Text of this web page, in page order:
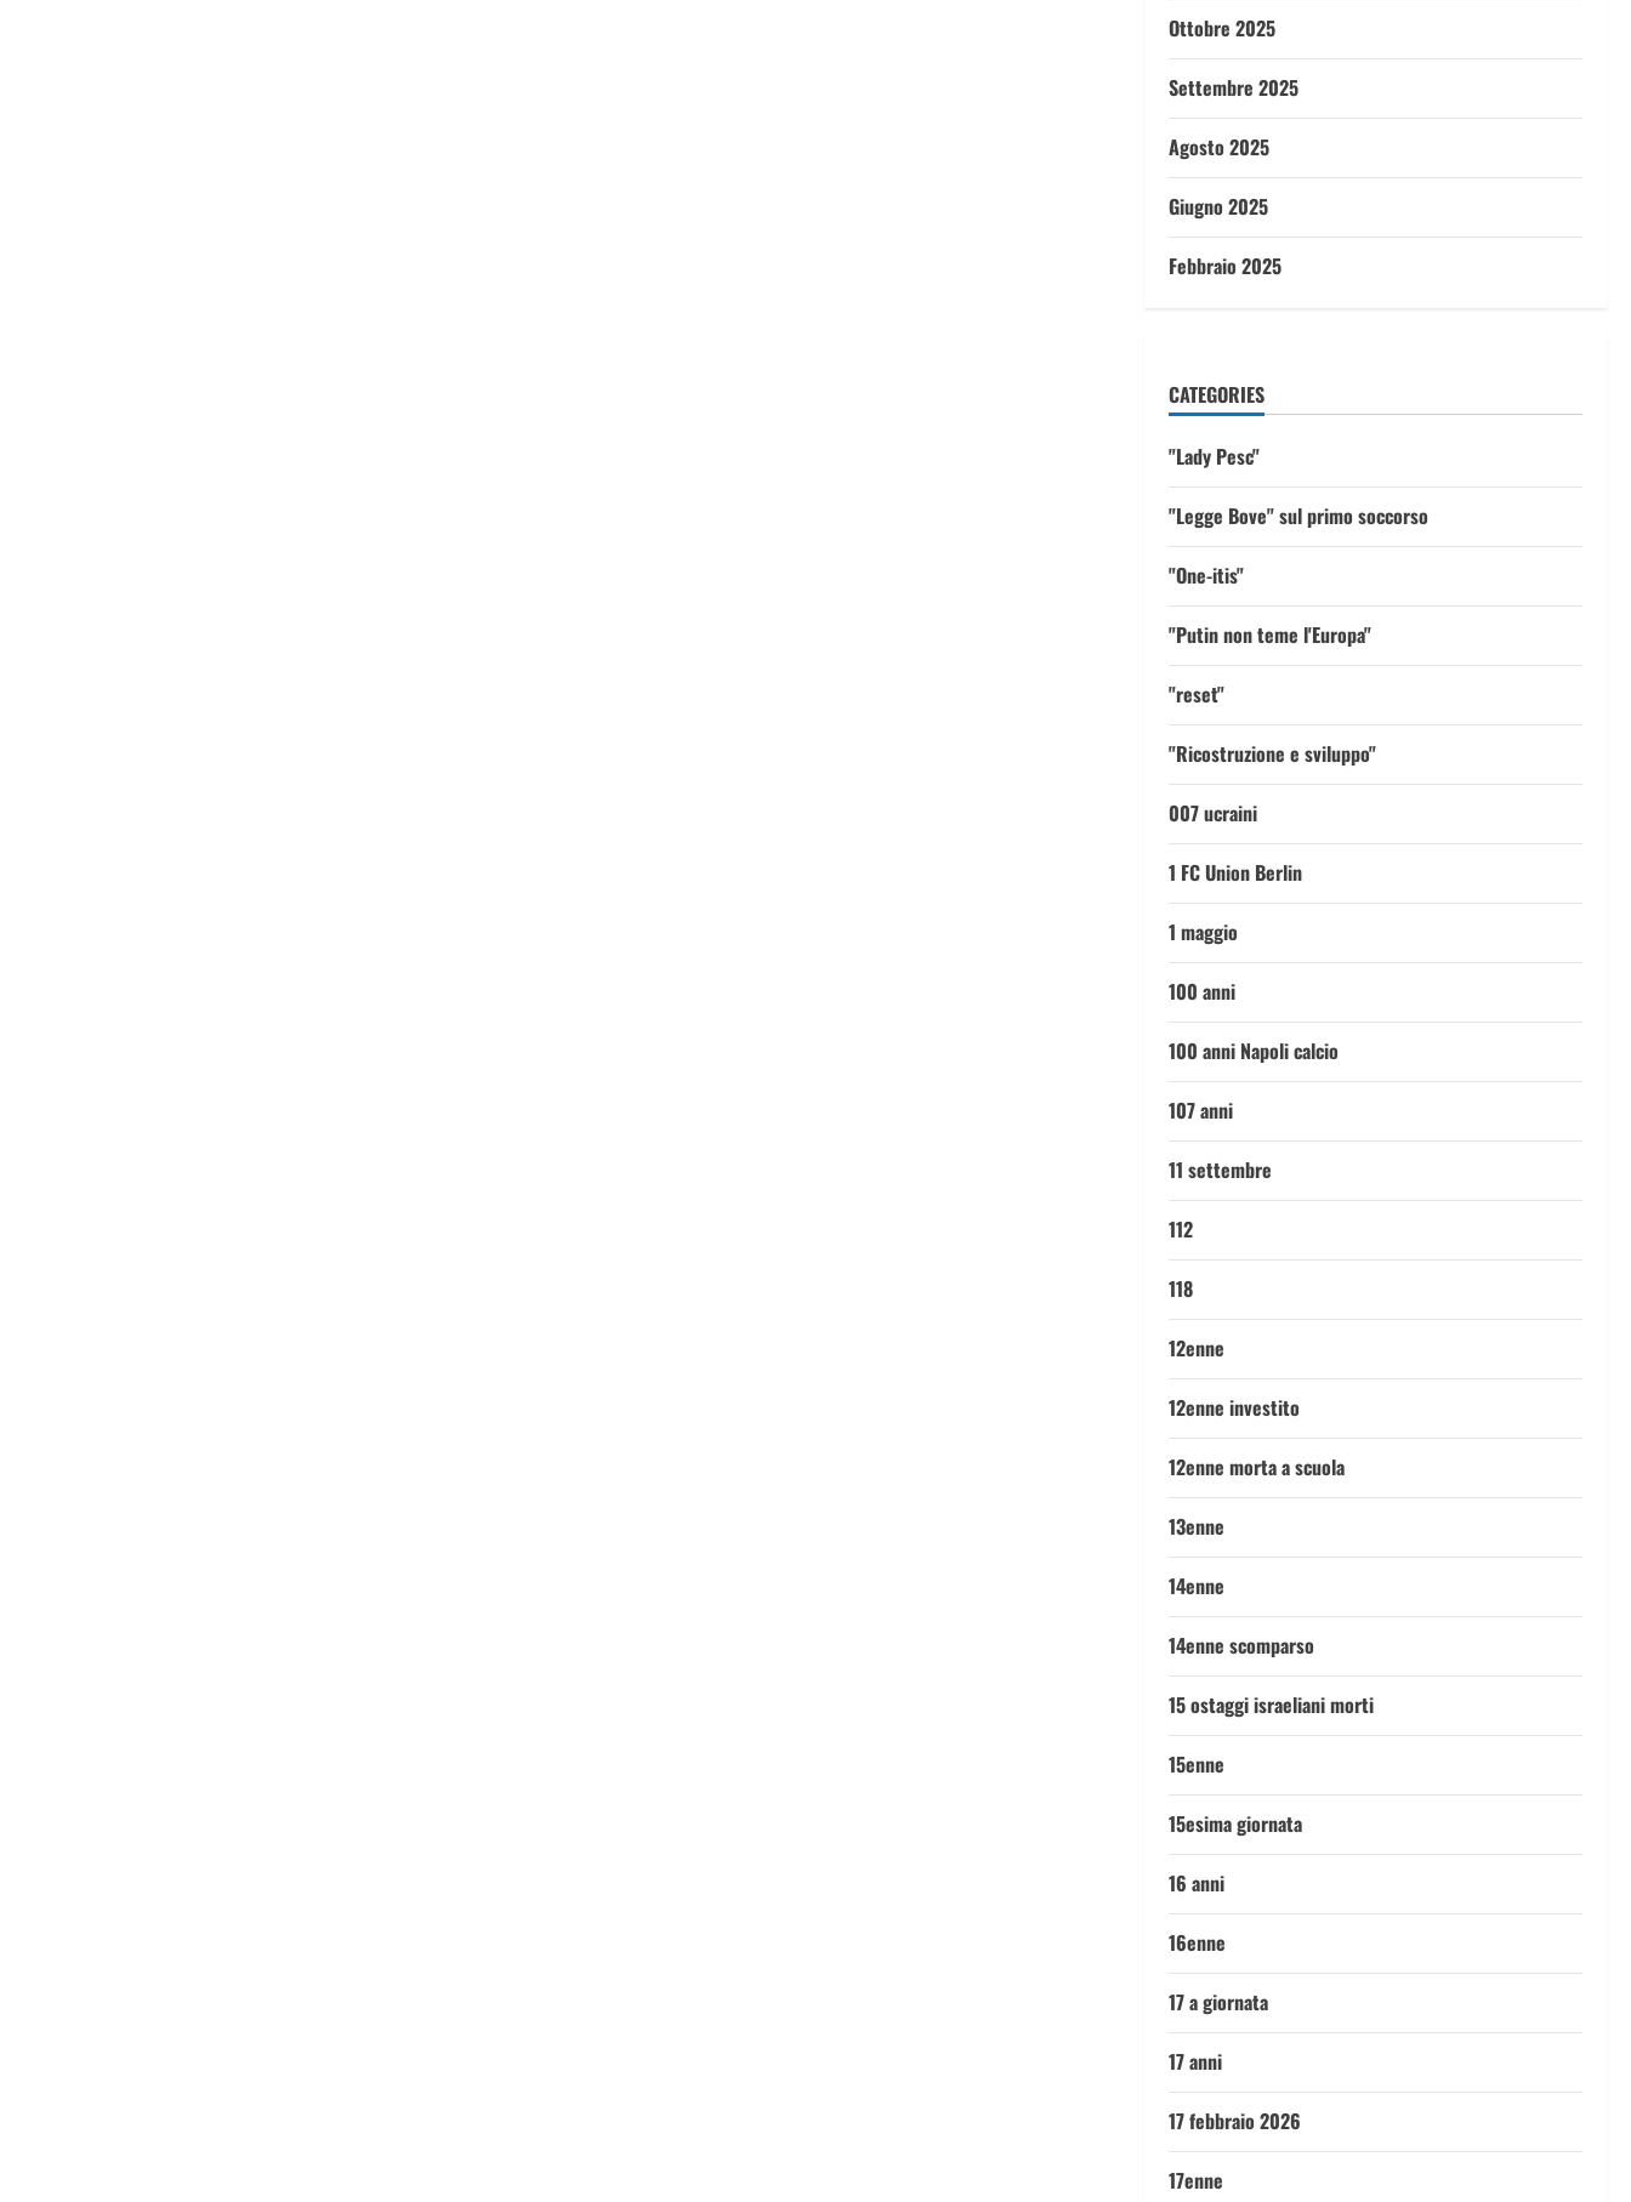
Ottobre 2025
Settembre 2025
Agosto 2025
Giugno 2025
Febbraio 2025
CATEGORIES
"Lady Pesc"
"Legge Bove" sul primo soccorso
"One-itis"
"Putin non teme l'Europa"
"reset"
"Ricostruzione e sviluppo"
007 ucraini
1 FC Union Berlin
1 maggio
100 anni
100 anni Napoli calcio
107 anni
11 settembre
112
118
12enne
12enne investito
12enne morta a scuola
13enne
14enne
14enne scomparso
15 ostaggi israeliani morti
15enne
15esima giornata
16 anni
16enne
17 a giornata
17 anni
17 febbraio 2026
17enne